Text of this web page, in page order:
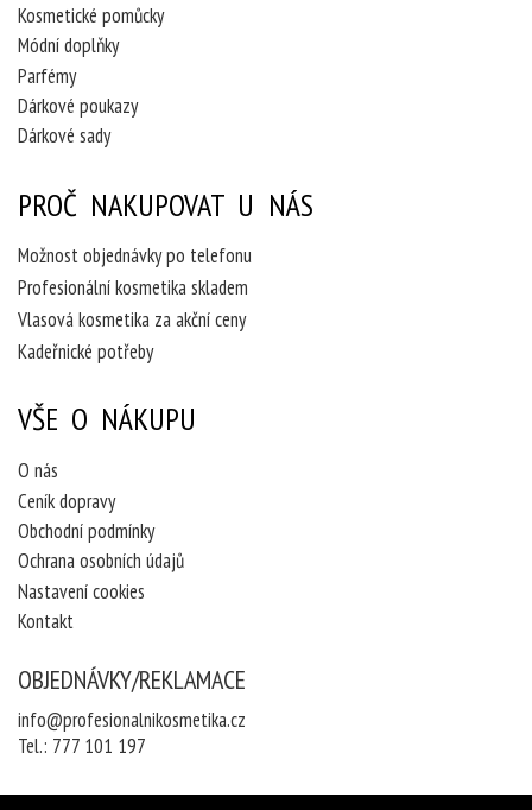
Kosmetické pomůcky
Módní doplňky
Parfémy
Dárkové poukazy
Dárkové sady
PROČ NAKUPOVAT U NÁS
Možnost objednávky po telefonu
Profesionální kosmetika skladem
Vlasová kosmetika za akční ceny
Kadeřnické potřeby
VŠE O NÁKUPU
O nás
Ceník dopravy
Obchodní podmínky
Ochrana osobních údajů
Nastavení cookies
Kontakt
OBJEDNÁVKY/REKLAMACE
info@profesionalnikosmetika.cz
Tel.: 777 101 197